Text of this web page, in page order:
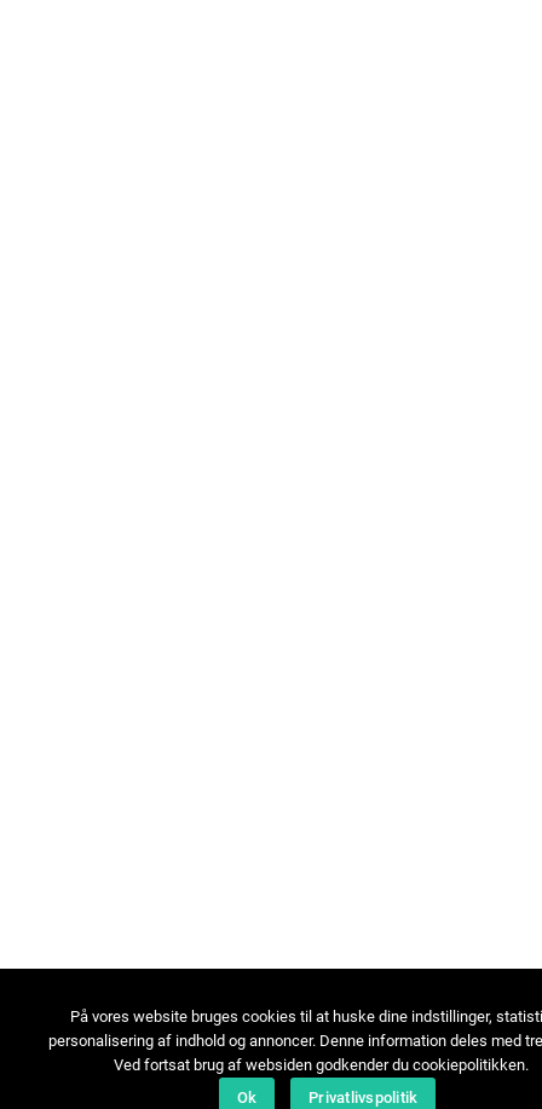
På vores website bruges cookies til at huske dine indstillinger,
personalisering af indhold og annoncer. Denne information deles med
Ved fortsat brug af websiden godkender du cookiepolitikken.
Ok
Privatlivspolitik